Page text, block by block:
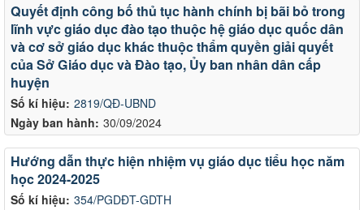
Số kí hiệu: 2819/QĐ-UBND
Ngày ban hành: 30/09/2024
Quyết định công bố thủ tục hành chính bị bãi bỏ trong
lĩnh vực giáo dục đào tạo thuộc hệ giáo dục quốc dân
và cơ sở giáo dục khác thuộc thẩm quyền giải quyết
của Sở Giáo dục và Đào tạo, Ủy ban nhân dân cấp
huyện
Số kí hiệu: 354/PGDĐT-GDTH
Hướng dẫn thực hiện nhiệm vụ giáo dục tiểu học năm
học 2024-2025